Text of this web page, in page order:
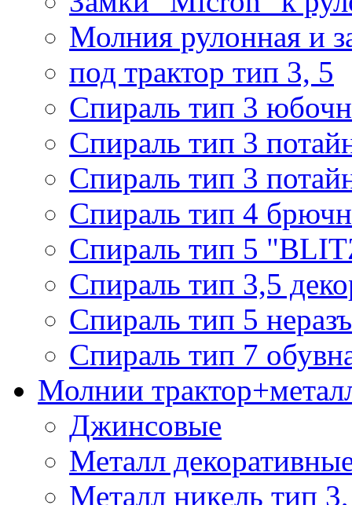
Молния рулонная и
под трактор тип 3, 5
Спираль тип 3
Спираль тип 3
Спираль тип 3
Спираль тип 4
Спираль тип 5
Спираль тип 3,5
Спираль тип 5
Спираль тип 7
Молнии
Джинсовые
Металл
Металл никель тип